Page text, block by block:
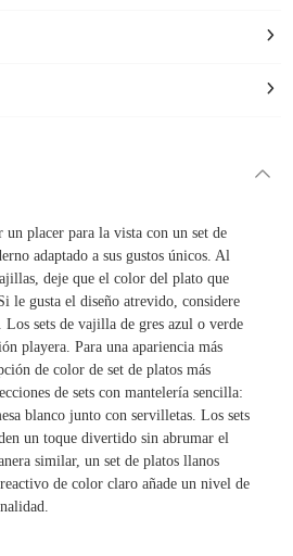
un placer para la vista con un set de
adaptado a sus gustos únicos. Al
deje que el color del plato que
le gusta el diseño atrevido, considere
sets de vajilla de gres azul o verde
playera. Para una apariencia más
de color de set de platos más
de sets con mantelería sencilla:
blanco junto con servilletas. Los sets
un toque divertido sin abrumar el
similar, un set de platos llanos
de color claro añade un nivel de